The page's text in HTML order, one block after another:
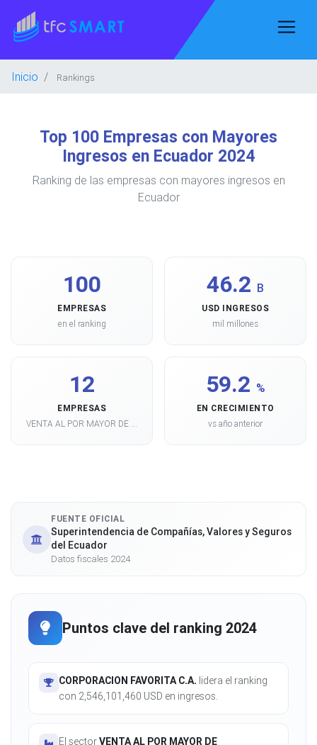
Inicio Rankings
Top 100 Empresas con Mayores
Ingresos en Ecuador 2024
Ranking de las empresas con mayores ingresos en
Ecuador
100
EMPRESAS
en el ranking
46.2 B
USD INGRESOS
mil millones
12
EMPRESAS
VENTA AL POR MAYOR DE ...
59.2 %
EN CRECIMIENTO
vs año anterior
FUENTE OFICIAL
Superintendencia de Compañías, Valores y Seguros
del Ecuador
Datos fiscales 2024
Puntos clave del ranking 2024
CORPORACION FAVORITA C.A. lidera el ranking
con 2,546,101,460 USD en ingresos.
El sectorVENTA AL POR MAYOR DE